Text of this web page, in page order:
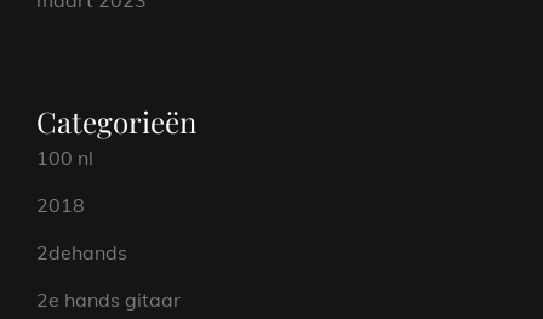
Categorieën
100 nl
2018
2dehands
2e hands gitaar